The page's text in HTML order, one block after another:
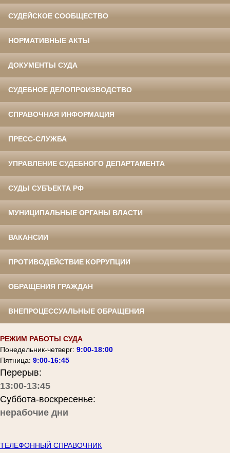
СУДЕЙСКОЕ СООБЩЕСТВО
НОРМАТИВНЫЕ АКТЫ
ДОКУМЕНТЫ СУДА
СУДЕБНОЕ ДЕЛОПРОИЗВОДСТВО
СПРАВОЧНАЯ ИНФОРМАЦИЯ
ПРЕСС-СЛУЖБА
УПРАВЛЕНИЕ СУДЕБНОГО ДЕПАРТАМЕНТА
СУДЫ СУБЪЕКТА РФ
МУНИЦИПАЛЬНЫЕ ОРГАНЫ ВЛАСТИ
ВАКАНСИИ
ПРОТИВОДЕЙСТВИЕ КОРРУПЦИИ
ОБРАЩЕНИЯ ГРАЖДАН
ВНЕПРОЦЕССУАЛЬНЫЕ ОБРАЩЕНИЯ
РЕЖИМ РАБОТЫ СУДА
Понедельник-четверг: 9:00-18:00
Пятница: 9:00-16:45
Перерыв:
13:00-13:45
Суббота-воскресенье:
нерабочие дни
ТЕЛЕФОННЫЙ СПРАВОЧНИК